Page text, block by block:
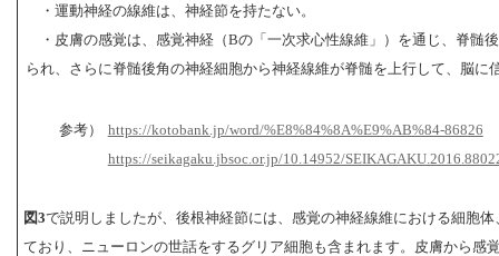
・運動神経の線維は、神経節を持たない。
・皮膚の感覚は、感覚神経（Bの「一次求心性線維」）を通じ、脊髄
られ、さらに脊髄後角の神経細胞から神経線維が脊髄を上行して、脳に
参考）
https://kotobank.jp/word/%E8%84%8A%E9%AB%84-86826
https://seikagaku.jbsoc.or.jp/10.14952/
図3で説明しましたが、後根神経節には、感覚の神経線維における細胞
ており、ニューロンの世話をするグリア細胞も含まれます。皮膚から感